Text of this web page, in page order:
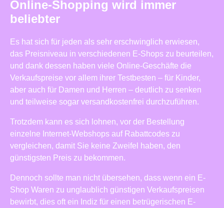
Online-Shopping wird immer
beliebter
Es hat sich für jeden als sehr erschwinglich erwiesen,
das Preisniveau in verschiedenen E-Shops zu beurteilen,
und dank dessen haben viele Online-Geschäfte die
Verkaufspreise vor allem ihrer Testbesten – für Kinder,
aber auch für Damen und Herren – deutlich zu senken
und teilweise sogar versandkostenfrei durchzuführen.
Trotzdem kann es sich lohnen, vor der Bestellung
einzelne Internet-Webshops auf Rabattcodes zu
vergleichen, damit Sie keine Zweifel haben, den
günstigsten Preis zu bekommen.
Dennoch sollte man nicht übersehen, dass wenn ein E-
Shop Waren zu unglaublich günstigen Verkaufspreisen
bewirbt, dies oft ein Indiz für einen betrügerischen E-